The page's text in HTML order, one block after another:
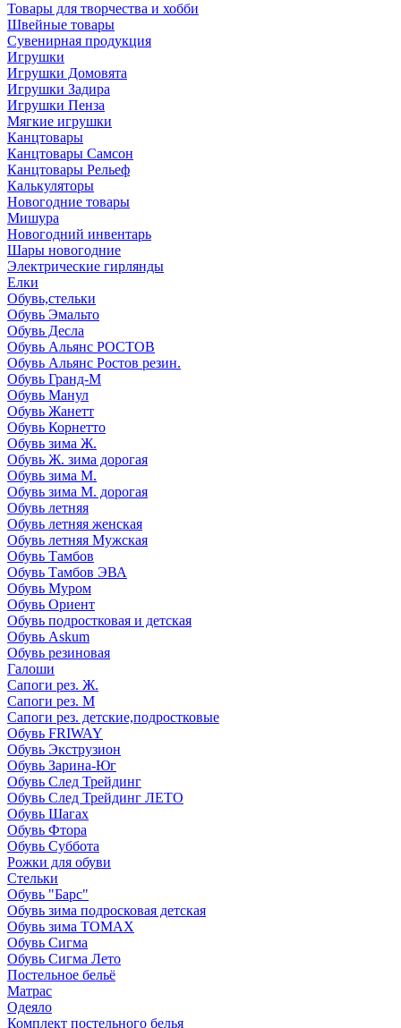
Товары для творчества и хобби
Швейные товары
Сувенирная продукция
Игрушки
Игрушки Домовята
Игрушки Задира
Игрушки Пенза
Мягкие игрушки
Канцтовары
Канцтовары Самсон
Канцтовары Рельеф
Калькуляторы
Новогодние товары
Мишура
Новогодний инвентарь
Шары новогодние
Электрические гирлянды
Елки
Обувь,стельки
Обувь Эмальто
Обувь Десла
Обувь Альянс РОСТОВ
Обувь Альянс Ростов резин.
Обувь Гранд-М
Обувь Манул
Обувь Жанетт
Обувь Корнетто
Обувь зима Ж.
Обувь Ж. зима дорогая
Обувь зима М.
Обувь зима М. дорогая
Обувь летняя
Обувь летняя женская
Обувь летняя Мужская
Обувь Тамбов
Обувь Тамбов ЭВА
Обувь Муром
Обувь Ориент
Обувь подростковая и детская
Обувь Askum
Обувь резиновая
Галоши
Сапоги рез. Ж.
Сапоги рез. М
Сапоги рез. детские,подростковые
Обувь FRIWAY
Обувь Экструзион
Обувь Зарина-Юг
Обувь След Трейдинг
Обувь След Трейдинг ЛЕТО
Обувь Шагах
Обувь Фтора
Обувь Суббота
Рожки для обуви
Стельки
Обувь "Барс"
Обувь зима подросковая детская
Обувь зима ТОМАХ
Обувь Сигма
Обувь Сигма Лето
Постельное бельё
Матрас
Одеяло
Комплект постельного белья